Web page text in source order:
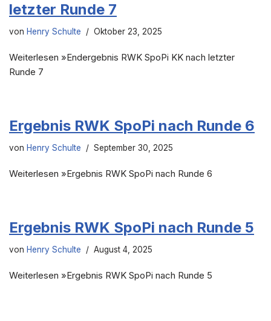
letzter Runde 7
von Henry Schulte Oktober 23, 2025
Weiterlesen »Endergebnis RWK SpoPi KK nach letzter
Runde 7
Ergebnis RWK SpoPi nach Runde 6
von Henry Schulte September 30, 2025
Weiterlesen »Ergebnis RWK SpoPi nach Runde 6
Ergebnis RWK SpoPi nach Runde 5
von Henry Schulte August 4, 2025
Weiterlesen »Ergebnis RWK SpoPi nach Runde 5